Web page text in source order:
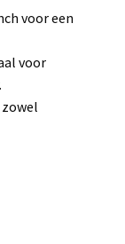
voor een
voor